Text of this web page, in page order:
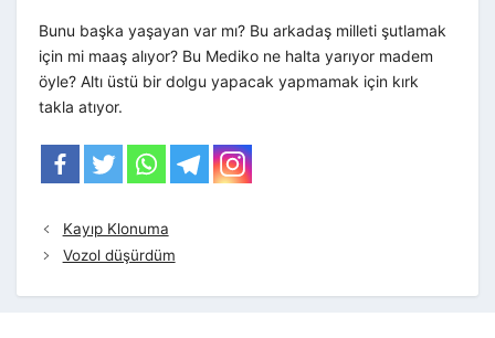
Bunu başka yaşayan var mı? Bu arkadaş milleti şutlamak
için mi maaş alıyor? Bu Mediko ne halta yarıyor madem
öyle? Altı üstü bir dolgu yapacak yapmamak için kırk
takla atıyor.
Kayıp Klonuma
Vozol düşürdüm